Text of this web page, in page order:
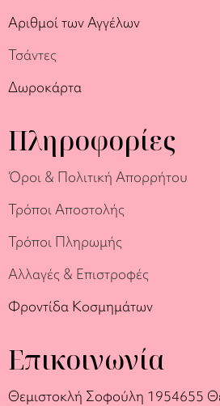
Αριθμοί των Αγγέλων
Τσάντες
Δωροκάρτα
Πληροφορίες
Όροι & Πολιτική Απορρήτου
Τρόποι Αποστολής
Τρόποι Πληρωμής
Αλλαγές & Επιστροφές
Φροντίδα Κοσμημάτων
Επικοινωνία
Θεμιστοκλή Σοφούλη 1954655